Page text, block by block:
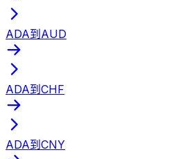
ADA到AUD
ADA到CHF
ADA到CNY